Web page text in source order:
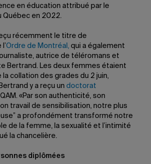
en éducation attribué par le
Québec en 2022.
récemment le titre de
Ordre de Montréal, qui a également
autrice de téléromans et
Bertrand. Les deux femmes étaient
collation des grades du 2 juin,
y a reçu un doctorat
«Par son authenticité, son
travail de sensibilisation, notre plus
a profondément transformé notre
de la femme, la sexualité et l’intimité
la chancelière.
diplômées